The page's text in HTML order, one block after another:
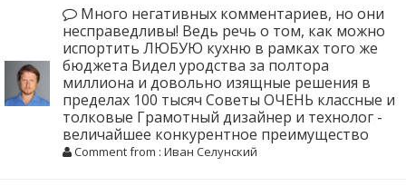
Много негативных комментариев, но они
несправедливы! Ведь речь о том, как можно
испортить ЛЮБУЮ кухню в рамках того же
бюджета Видел уродства за полтора
миллиона и довольно изящные решения в
пределах 100 тысяч Советы ОЧЕНЬ классные и
толковые Грамотный дизайнер и технолог -
величайшее конкурентное преимущество
Comment from : Иван Селунский